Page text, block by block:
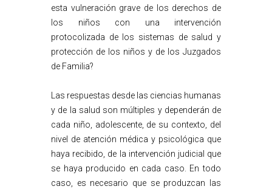
esta vulneración grave de los derechos de
los niños con una intervención
protocolizada de los sistemas de salud y
protección de los niños y de los Juzgados
de Familia?
Las respuestas desde las ciencias humanas
y de la salud son múltiples y dependerán de
cada niño, adolescente, de su contexto, del
nivel de atención médica y psicológica que
haya recibido, de la intervención judicial que
se haya producido en cada caso. En todo
caso, es necesario que se produzcan las